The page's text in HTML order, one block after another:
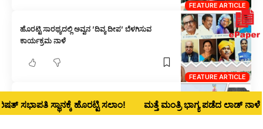
FEATURE ARTICLE
FEATURE ARTICLE
ಹೊರಟ್ಟಿ ಸಾರಥ್ಯದಲ್ಲಿ ಅವ್ವನ ’ದಿವ್ಯ ದೀಪ’ ಬೆಳಗಿಸುವ
ಕಾರ್ಯಕ್ರಮ ನಾಳೆ
ಕುಚ್ಚಿಕೂ ಗೆಳೆಯರ ಲಹರಿಯಲ್ಲಿ ಜಗನ್ನಾಥನ ದರ್ಶನ ಭಾಗ್ಯ
ಸ್ಥಾನಕ್ಕೆ ಹೊರಟ್ಟಿ ಸಲಾಂ! ಮತ್ತೆ ಮಂತ್ರಿ ಭಾಗ್ಯ ಪಡೆದ ಲಾಡ್‌ ನಾಳೆ